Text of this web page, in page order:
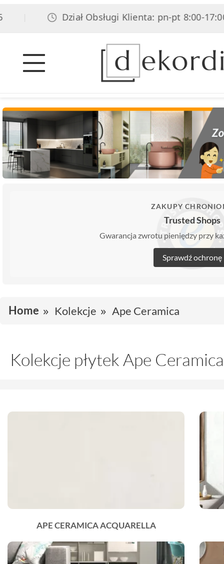
Dział Obsługi Klienta: pn-pt 8:00-17:00, sob
ZAKUPY
Trusted Shops
Gwarancja zwrotu pieniędzy przy
Sprawdź ochronę
Home Kolekcje Ape Ceramica
Kolekcje płytek Ape Ceramica
APE CERAMICA ACQUARELLA